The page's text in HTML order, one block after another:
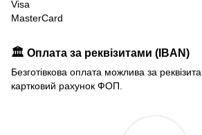
Visa
MasterCard
🏛️ Оплата за реквізитами (IBAN)
Безготівкова оплата можлива за
картковий рахунок ФОП.